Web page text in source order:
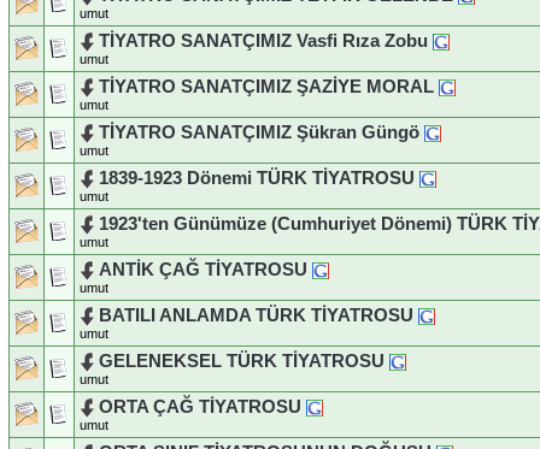
umut
TİYATRO SANATÇIMIZ Vasfi Rıza Zobu
umut
TİYATRO SANATÇIMIZ ŞAZİYE MORAL
umut
TİYATRO SANATÇIMIZ Şükran Güngö
umut
1839-1923 Dönemi TÜRK TİYATROSU
umut
1923'ten Günümüze (Cumhuriyet Dönemi) TÜRK
umut
ANTİK ÇAĞ TİYATROSU
umut
BATILI ANLAMDA TÜRK TİYATROSU
umut
GELENEKSEL TÜRK TİYATROSU
umut
ORTA ÇAĞ TİYATROSU
umut